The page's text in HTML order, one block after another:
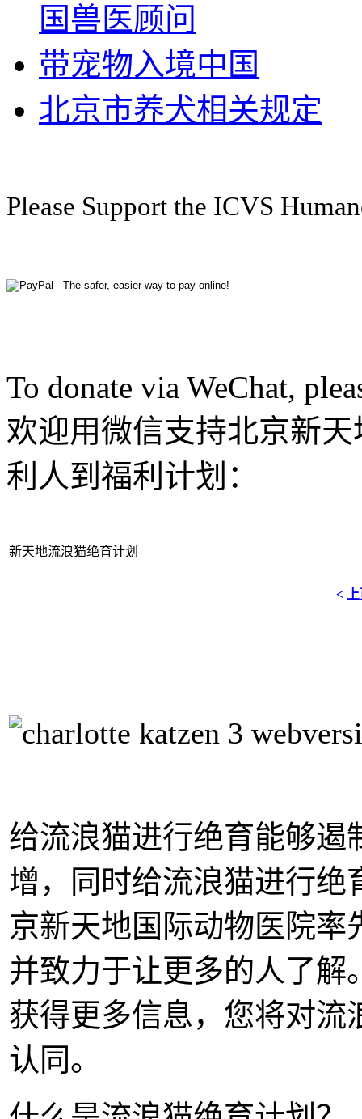
国兽医顾问
带宠物入境中国
北京市养犬相关规定
Please Support the ICVS
To donate via WeChat,
欢迎用微信支持北京新
利人到福利计划：
新天地流浪猫绝育计划
<
给流浪猫进行绝育能够遏
增，同时给流浪猫进行绝
京新天地国际动物医院率
并致力于让更多的人了解
获得更多信息，您将对流
认同。